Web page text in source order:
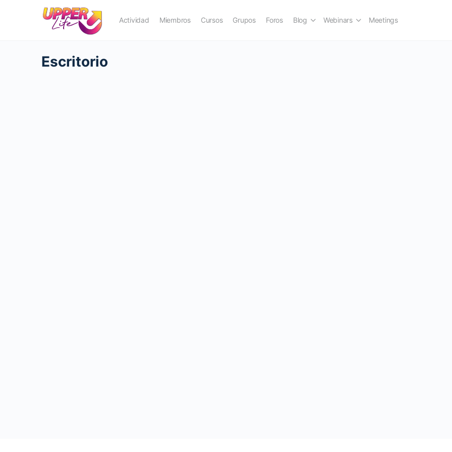
Actividad Miembros Cursos Grupos Foros Blog Webinars Meetings
Escritorio